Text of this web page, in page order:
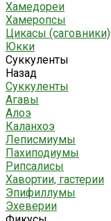
Хамедореи
Хамеропсы
Цикасы (саговники)
Юкки
Суккуленты
Назад
Суккуленты
Агавы
Алоэ
Каланхоэ
Леписмиумы
Пахиподиумы
Рипсалисы
Хавортии, гастерии
Эпифиллумы
Эхеверии